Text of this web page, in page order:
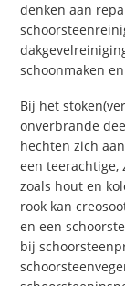
denken aan
schoonmaken
Bij het
onverbrande
hechten zich
een teerachtige,
zoals hout en
rook kan
en een
bij